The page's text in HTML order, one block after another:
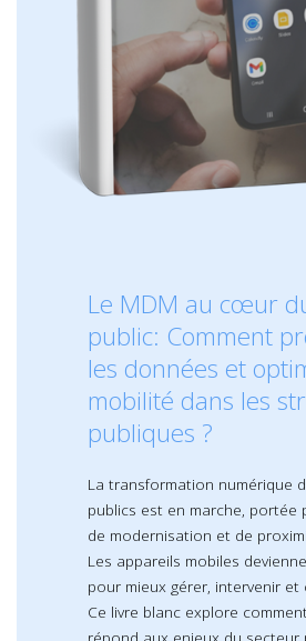
Le MDM au cœur
public: Comment
les données et
mobilité dans les
publiques ?
La transformation numérique
publics est en marche, portée
de modernisation et de
Les appareils mobiles
pour mieux gérer, intervenir et
Ce livre blanc explore